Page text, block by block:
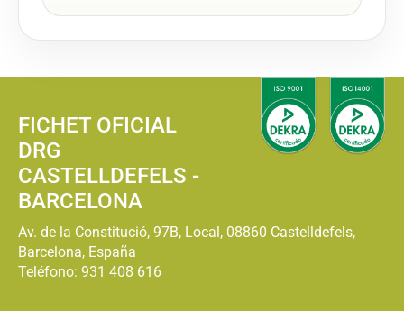
FICHET OFICIAL
DRG
CASTELLDEFELS -
BARCELONA
Av. de la Constitució, 97B, Local, 08860 Castelldefels,
Barcelona, España
Teléfono: 931 408 616